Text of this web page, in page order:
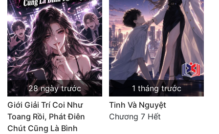
28 ngày trước
Giới Giải Trí Coi Như
Toang Rồi, Phát Điên
Chút Cũng Là Bình
1 tháng trước
Tinh Và Nguyệt
Chương 7 Hết